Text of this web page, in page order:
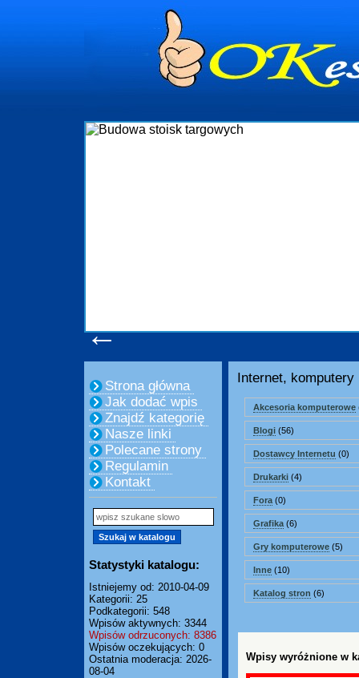
←
Strona główna
Jak dodać wpis
Znajdź kategorię
Nasze linki
Polecane strony
Regulamin
Kontakt
Statystyki katalogu:
Istniejemy od: 2010-04-09
Kategorii: 25
Podkategorii: 548
Wpisów aktywnych: 3344
Wpisów odrzuconych: 8386
Wpisów oczekujących: 0
Ostatnia moderacja: 2026-
08-04
Internet, komputery
Akcesoria komputerowe
Blogi (56)
Dostawcy Internetu (0)
Drukarki (4)
Fora (0)
Grafika (6)
Gry komputerowe (5)
Inne (10)
Katalog stron (6)
Wpisy wyróżnione w